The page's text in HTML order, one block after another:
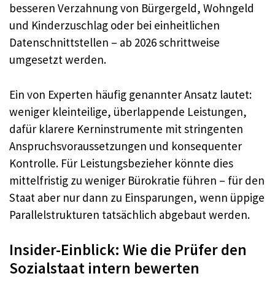
besseren Verzahnung von Bürgergeld, Wohngeld
und Kinderzuschlag oder bei einheitlichen
Datenschnittstellen – ab 2026 schrittweise
umgesetzt werden.
Ein von Experten häufig genannter Ansatz lautet:
weniger kleinteilige, überlappende Leistungen,
dafür klarere Kerninstrumente mit stringenten
Anspruchsvoraussetzungen und konsequenter
Kontrolle. Für Leistungsbezieher könnte dies
mittelfristig zu weniger Bürokratie führen – für den
Staat aber nur dann zu Einsparungen, wenn üppige
Parallelstrukturen tatsächlich abgebaut werden.
Insider-Einblick: Wie die Prüfer den
Sozialstaat intern bewerten